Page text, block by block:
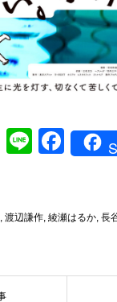
H
n
Li
F
e
o
, 渡辺謙作, 綾瀬はるか, 長